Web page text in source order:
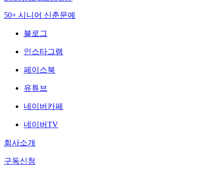
50+ 시니어 신춘문예
블로그
인스타그램
페이스북
유튜브
네이버카페
네이버TV
회사소개
구독신청